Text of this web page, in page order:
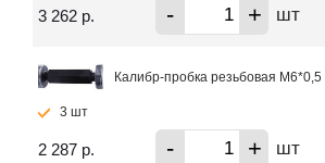
3 262 р. - + шт
Калибр-пробка резьбовая
3 шт
2 287 р. - + шт